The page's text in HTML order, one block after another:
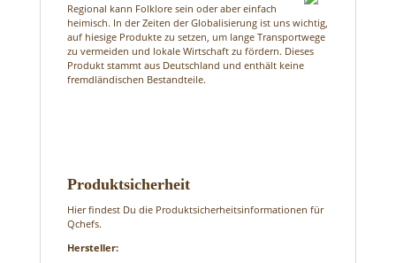
Regional kann Folklore sein oder aber einfach
heimisch. In der Zeiten der Globalisierung ist uns wichtig,
auf hiesige Produkte zu setzen, um lange Transportwege
zu vermeiden und lokale Wirtschaft zu fördern. Dieses
Produkt stammt aus Deutschland und enthält keine
fremdländischen Bestandteile.
Produktsicherheit
Hier findest Du die Produktsicherheitsinformationen für
Qchefs.
Hersteller: